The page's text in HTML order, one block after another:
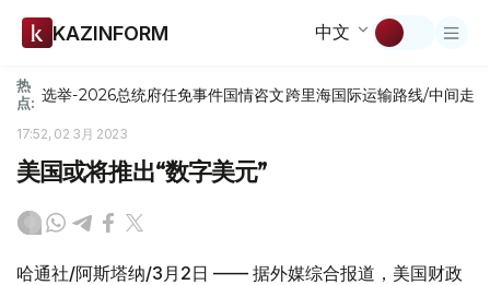
KAZINFORM 中文
热
点: 选举-2026总统府任免事件国情咨文跨里海国际运输路线/中间走廊
17:52, 02 3月 2023
美国或将推出“数字美元”
哈通社/阿斯塔纳/3月2日 —— 据外媒综合报道，美国财政